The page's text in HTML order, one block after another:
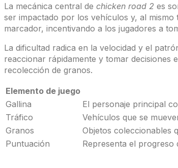
La mecánica central de chicken road 2 es
ser impactado por los vehículos y, al
marcador, incentivando a los jugadores a
La dificultad radica en la velocidad y el
reaccionar rápidamente y tomar decisiones
recolección de granos.
Elemento de juego
Gallina
El personaje principal
Tráfico
Vehículos que se
Granos
Objetos coleccionables
Puntuación
Representa el progreso